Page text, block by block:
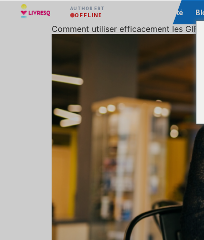
AUTHOR EST
OFFLINE Communauté
Comment utiliser efficacement les